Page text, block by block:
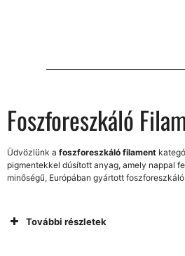
Foszforeszkáló
Üdvözlünk a foszforeszkáló filament
pigmentekkel dúsított anyag, amely nappal
minőségű, Európában gyártott
További részletek